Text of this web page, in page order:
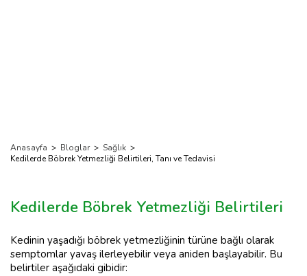
Anasayfa > Bloglar > Sağlık >
Kedilerde Böbrek Yetmezliği Belirtileri, Tanı ve Tedavisi
Kedilerde Böbrek Yetmezliği Belirtileri
Kedinin yaşadığı böbrek yetmezliğinin türüne bağlı olarak
semptomlar yavaş ilerleyebilir veya aniden başlayabilir. Bu
belirtiler aşağıdaki gibidir: